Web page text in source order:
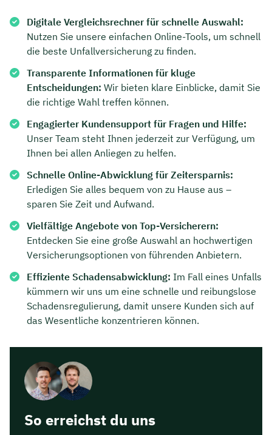
Digitale Vergleichsrechner für schnelle Auswahl:
Nutzen Sie unsere einfachen Online-Tools, um schnell
die beste Unfallversicherung zu finden.
Transparente Informationen für kluge
Entscheidungen: Wir bieten klare Einblicke, damit Sie
die richtige Wahl treffen können.
Engagierter Kundensupport für Fragen und Hilfe:
Unser Team steht Ihnen jederzeit zur Verfügung, um
Ihnen bei allen Anliegen zu helfen.
Schnelle Online-Abwicklung für Zeitersparnis:
Erledigen Sie alles bequem von zu Hause aus –
sparen Sie Zeit und Aufwand.
Vielfältige Angebote von Top-Versicherern:
Entdecken Sie eine große Auswahl an hochwertigen
Versicherungsoptionen von führenden Anbietern.
Effiziente Schadensabwicklung: Im Fall eines Unfalls
kümmern wir uns um eine schnelle und reibungslose
Schadensregulierung, damit unsere Kunden sich auf
das Wesentliche konzentrieren können.
So erreichst du uns